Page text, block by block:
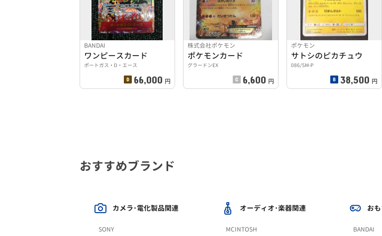
BANDAI
ワンピースカード
ポートガス・D・エース
66,000 円
株式会社ポケモン
ポケモンカード
グラードンEX
6,600 円
ポケモン
サトシのピカチュウ
086/SM-P
38,500 円
おすすめブランド
カメラ･電化製品関連
SONY
オーディオ･楽器関連
MCINTOSH
お
BANDAI